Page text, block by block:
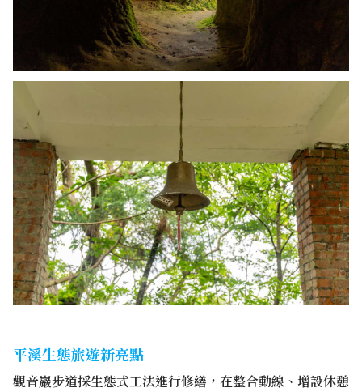
平溪生態旅遊新亮點
觀音巖步道採生態式工法進行修繕，在整合動線、增設休憩